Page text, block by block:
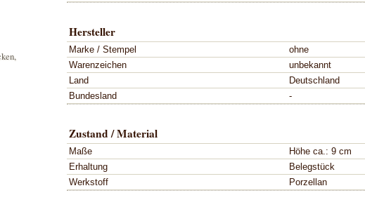
Hersteller
Marke / Stempel
ohne
Warenzeichen
unbekannt
Land
Deutschland
Bundesland
-
Zustand / Material
Maße
Höhe ca.: 9 cm
Erhaltung
Belegstück
Werkstoff
Porzellan